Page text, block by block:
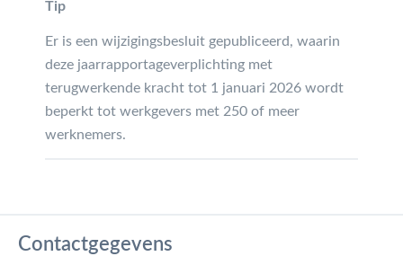
Tip
Er is een wijzigingsbesluit gepubliceerd, waarin
deze jaarrapportageverplichting met
terugwerkende kracht tot 1 januari 2026 wordt
beperkt tot werkgevers met 250 of meer
werknemers.
Contactgegevens